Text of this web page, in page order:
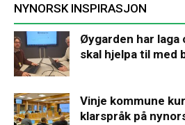
NYNORSK INSPIRASJON
Øygarden har
skal hjelpa til med
Vinje kommune
klarspråk på